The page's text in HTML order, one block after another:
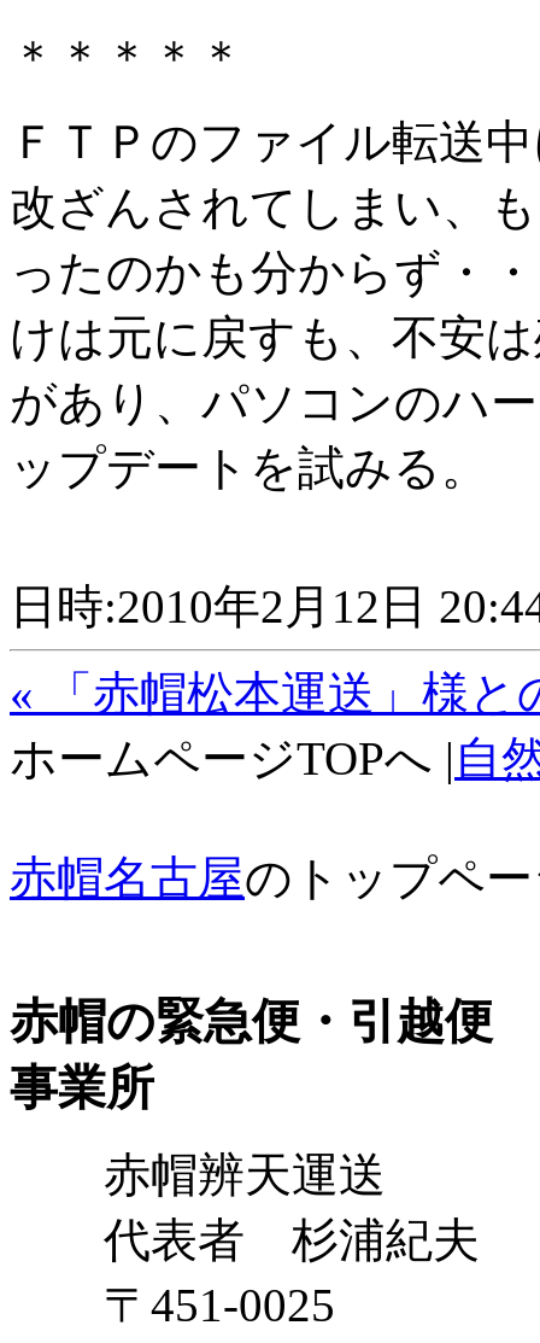
＊＊＊＊＊
ＦＴＰのファイル転送
改ざんされてしまい、
ったのかも分からず・
けは元に戻すも、不安
があり、パソコンのハ
ップデートを試みる。
日時:2010年2月12日
« 「赤帽松本運送」様
ホームページTOPへ |自
赤帽名古屋のトップペ
赤帽の緊急便・引越便
事業所
赤帽辨天運送
代表者 杉浦紀夫
〒451-0025